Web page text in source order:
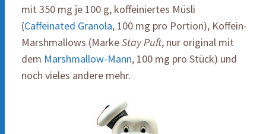
mit 350 mg je 100 g, koffeiniertes Müsli
(Caffeinated Granola, 100 mg pro Portion), Koffein-
Marshmallows (MarkeStay Puft, nur original mit
dem Marshmallow-Mann, 100 mg pro Stück) und
noch vieles andere mehr.